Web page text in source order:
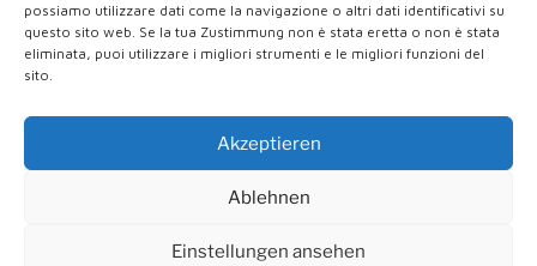
possiamo utilizzare dati come la navigazione o altri dati identificativi su
questo sito web. Se la tua Zustimmung non è stata eretta o non è stata
eliminata, puoi utilizzare i migliori strumenti e le migliori funzioni del
sito.
Akzeptieren
Ablehnen
Einstellungen ansehen
Direttiva sui cookie (UE)
Orgogliosamente alimentato da WordPress